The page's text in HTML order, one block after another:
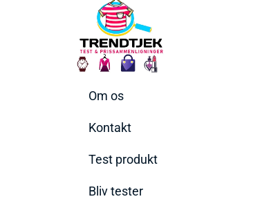
Om os
Kontakt
Test produkt
Bliv tester
2025